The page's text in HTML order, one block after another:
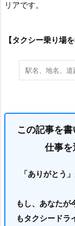
リアです。
【タクシー乗り場
この記事を
仕事を
「ありがとう
もし、あなたが
もタクシードラ